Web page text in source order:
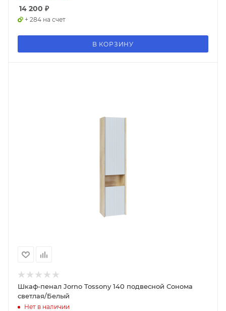
14 200 ₽
+ 284 на счет
В КОРЗИНУ
Шкаф-пенал Jorno Tossony 140 подвесной Сонома
светлая/Белый
Нет в наличии